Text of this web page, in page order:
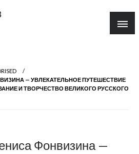
— УВЛЕКАТЕЛЬНОЕ ПУТЕШЕСТВИЕ
И ТВОРЧЕСТВО ВЕЛИКОГО РУССКОГО
Фонвизина —